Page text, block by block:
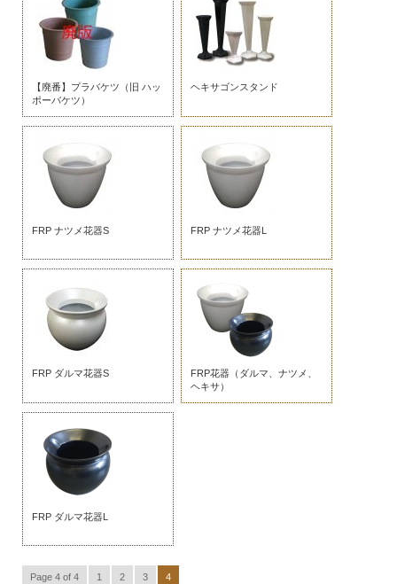
【廃番】プラバケツ（旧 ハッ
ポーバケツ）
ヘキサゴンスタンド
FRP ナツメ花器S FRP ナツメ花器L
FRP ダルマ花器S
FRP花器（ダルマ、ナツメ、
ヘキサ）
FRP ダルマ花器L
Page 4 of 4 1 2 3 4